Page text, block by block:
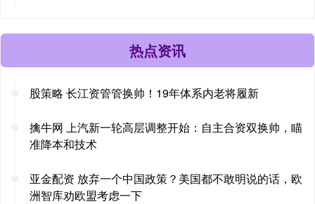
热点资讯
股策略 长江资管管换帅！19年体系内老将履新
擒牛网 上汽新一轮高层调整开始：自主合资双换帅，瞄
准降本和技术
亚金配资 放弃一个中国政策？美国都不敢明说的话，欧
洲智库劝欧盟考虑一下